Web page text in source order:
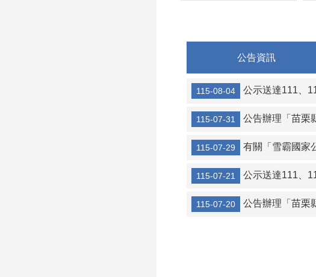
捷高效的建築管理環
境。 若鄉親對建築物仍
有疑慮及問題需諮詢服
務，建請攜帶相關資料
於每周一、五早上9時30
分至11時30分至本府工
科）櫃檯，有專業建築
各位鄉親多加利用！ 如
仍有未盡事宜，請逕洽
工商發展處：建築管理
科將竭誠為您服務。
公告資訊
115-08-04 公示送達111、112-113年度300億元中
115-07-31 公告辦理「苗栗縣海岳山
115-07-29 有關「雪霸國家公園計畫
115-07-21 公示送達111、112-113年度300億元中央擴大
115-07-20 公告辦理「苗栗縣竹南火車站東